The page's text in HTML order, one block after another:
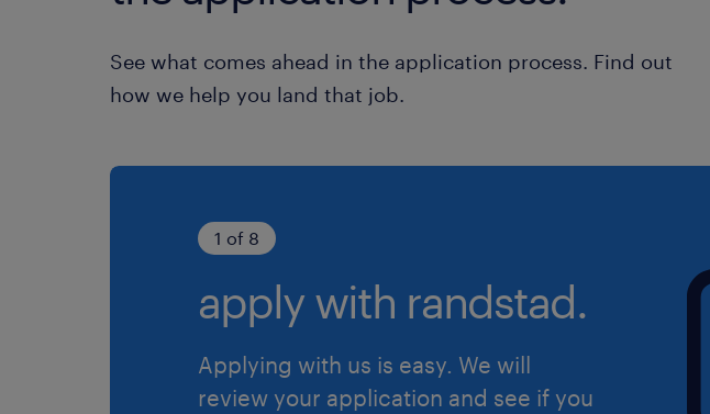
See what comes ahead in the application process. Find out
how we help you land that job.
1 of 8
apply with randstad.
Applying with us is easy. We will
review your application and see if you